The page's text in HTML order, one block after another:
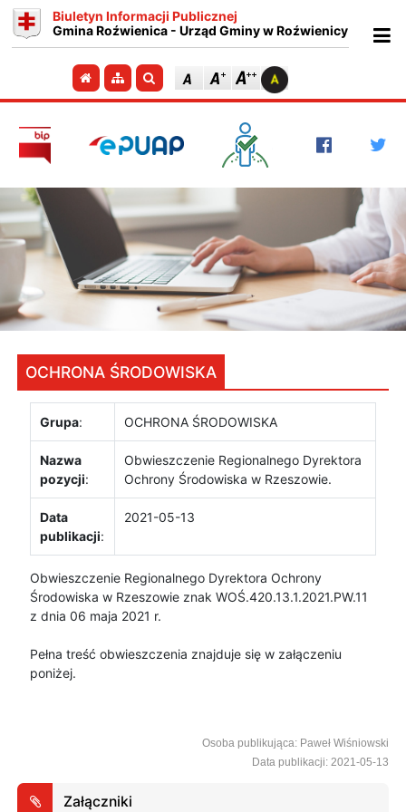
Biuletyn Informacji Publicznej
Gmina Roźwienica - Urząd Gminy w Roźwienicy
Przejdź do strony głównej
Przejdź do mapy strony
Szukaj
OCHRONA ŚRODOWISKA
Grupa: OCHRONA ŚRODOWISKA
Nazwa
pozycji:
Obwieszczenie Regionalnego Dyrektora
Ochrony Środowiska w Rzeszowie.
Data
publikacji:
2021-05-13
Obwieszczenie Regionalnego Dyrektora Ochrony
Środowiska w Rzeszowie znak WOŚ.420.13.1.2021.PW.11
z dnia 06 maja 2021 r.
Pełna treść obwieszczenia znajduje się w załączeniu
poniżej.
Osoba publikująca: Paweł Wiśniowski
Data publikacji: 2021-05-13
Załączniki